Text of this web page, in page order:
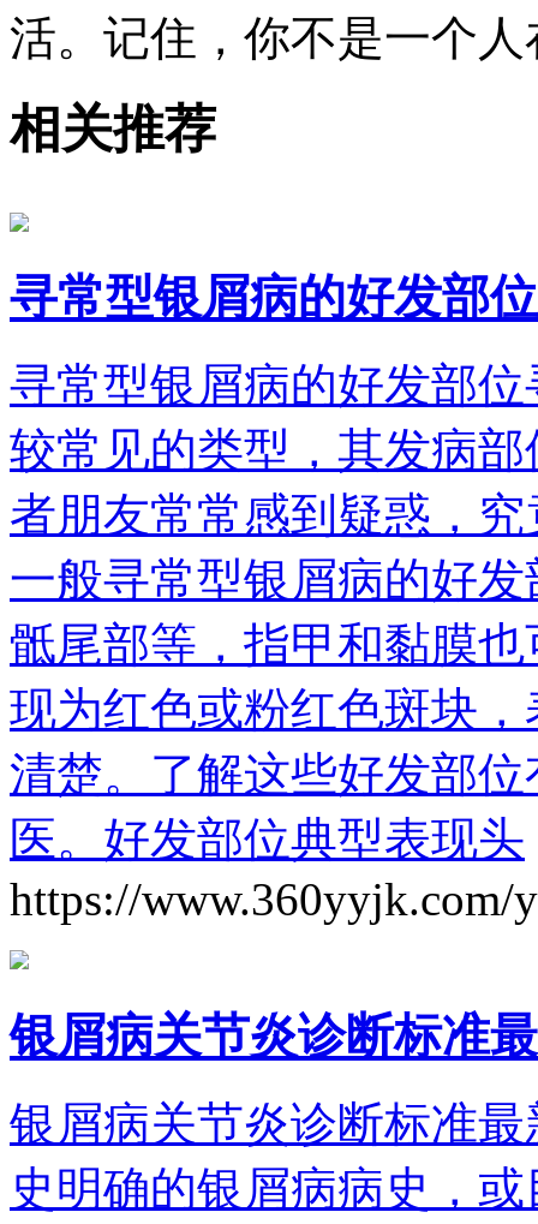
活。记住，你不是一个
相关推荐
寻常型银屑病的好发部位
寻常型银屑病的好发部
较常见的类型，其发病
者朋友常常感到疑惑，
一般寻常型银屑病的好
骶尾部等，指甲和黏膜
现为红色或粉红色斑块
清楚。了解这些好发部
医。好发部位典型表现头
https://www.360yyjk.com/
银屑病关节炎诊断标准
银屑病关节炎诊断标准
史明确的银屑病病史，